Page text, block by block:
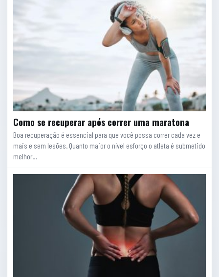
Como se recuperar após correr uma maratona
Boa recuperação é essencial para que você possa correr cada vez e
mais e sem lesões. Quanto maior o nível esforço o atleta é submetido
melhor…